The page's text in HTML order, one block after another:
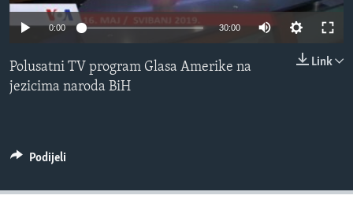
MAGAZIN
O GLASU AMERIKE
Learning English
0:00 30:00
Link
Polusatni TV program Glasa Amerike na
jezicima naroda BiH
Podijeli